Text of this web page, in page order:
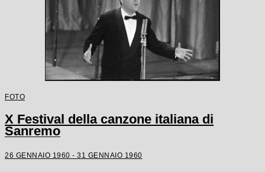
FOTO
X Festival della canzone italiana di
Sanremo
26 GENNAIO 1960 - 31 GENNAIO 1960